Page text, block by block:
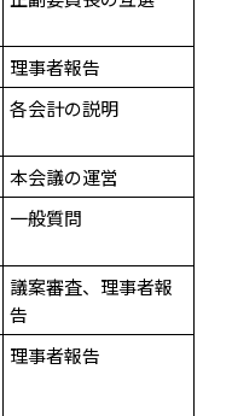
理事者報告
各会計の説明
本会議の運営
一般質問
議案審査、理事者報
告
理事者報告